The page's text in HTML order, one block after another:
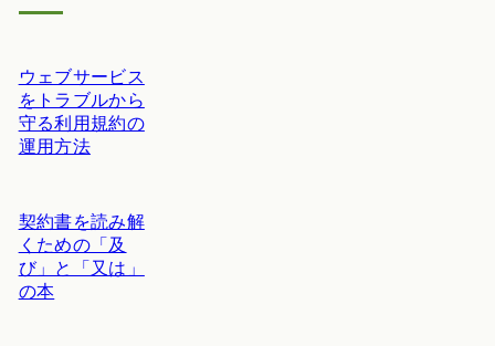
ウェブサービス
をトラブルから
守る利用規約の
運用方法
契約書を読み解
くための「及
び」と「又は」
の本